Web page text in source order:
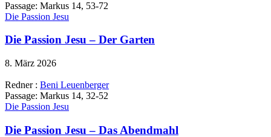
Passage: Markus 14, 53-72
Die Passion Jesu
Die Passion Jesu – Der Garten
8. März 2026
Redner : Beni Leuenberger
Passage: Markus 14, 32-52
Die Passion Jesu
Die Passion Jesu – Das Abendmahl